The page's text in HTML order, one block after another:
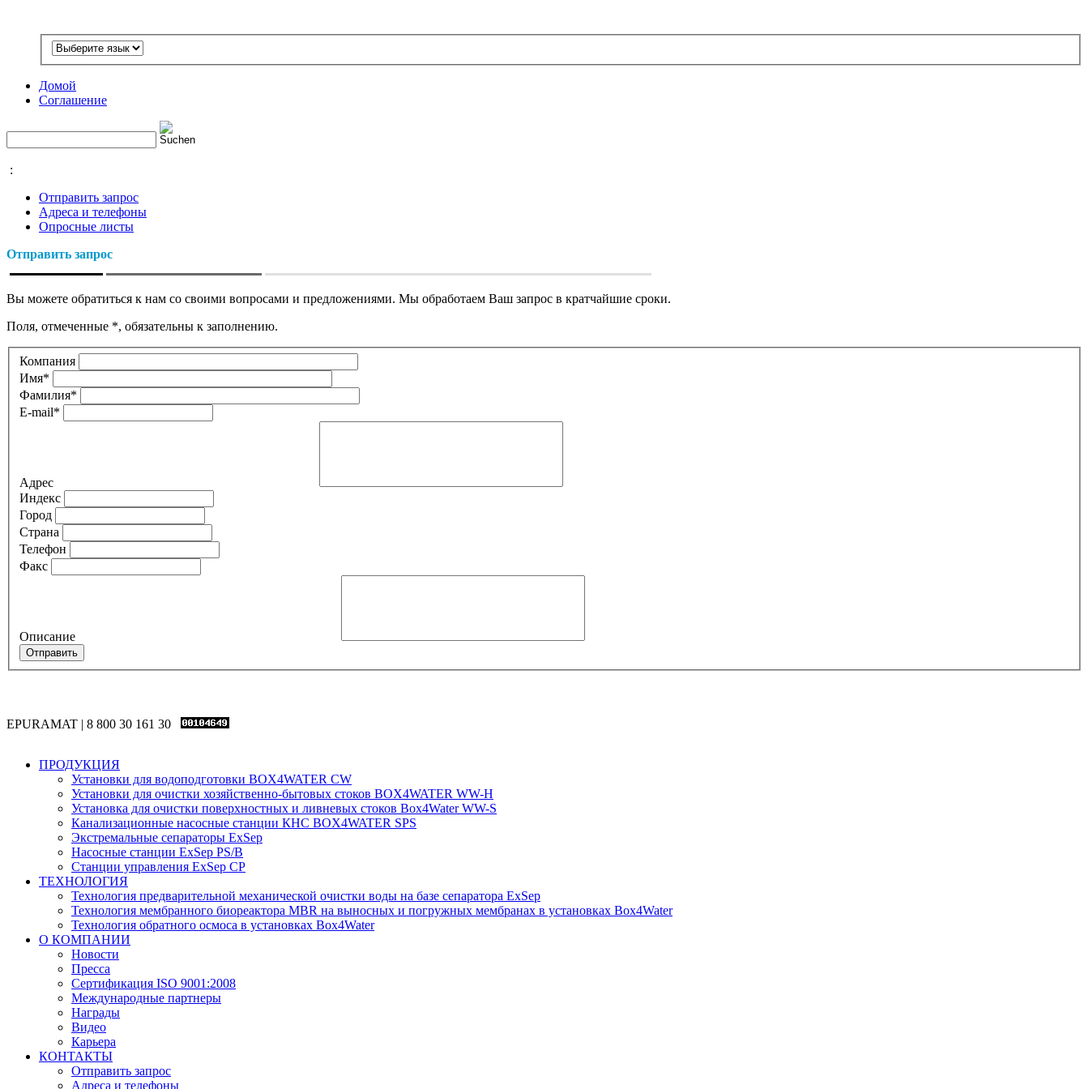
Домой
Соглашение
:
Отправить запрос
Адреса и телефоны
Опросные листы
Отправить запрос
Вы можете обратиться к нам со своими вопросами и предложениями. Мы обработаем Ваш запрос в кратчайшие сроки.
Поля, отмеченные *, обязательны к заполнению.
Компания
Имя*
Фамилия*
E-mail*
Адрес
Индекс
Город
Страна
Телефон
Факс
Описание
EPURAMAT | 8 800 30 161 30
ПРОДУКЦИЯ
Установки для водоподготовки BOX4WATER CW
Установки для очистки хозяйственно-бытовых стоков BOX4WATER WW-H
Установка для очистки поверхностных и ливневых стоков Box4Water WW-S
Канализационные насосные станции КНС BOX4WATER SPS
Экстремальные сепараторы ExSep
Насосные станции ExSep PS/B
Станции управления ExSep CP
ТЕХНОЛОГИЯ
Технология предварительной механической очистки воды на базе сепаратора ExSep
Технология мембранного биореактора MBR на выносных и погружных мембранах в установках Box4Water
Технология обратного осмоса в установках Box4Water
О КОМПАНИИ
Новости
Пресса
Сертификация ISO 9001:2008
Международные партнеры
Награды
Видео
Карьера
КОНТАКТЫ
Отправить запрос
Адреса и телефоны